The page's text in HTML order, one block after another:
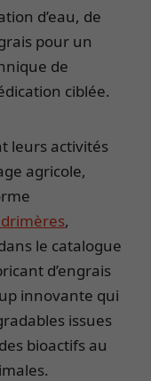
d’eau, de
pour un
de
ciblée.
leurs activités
agricole,
,
le catalogue
d’engrais
innovante qui
issues
bioactifs au